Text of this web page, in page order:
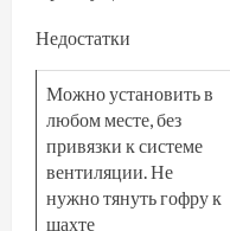
Недостатки
Можно установить в
любом месте, без
привязки к системе
вентиляции. Не
нужно тянуть гофру к
шахте